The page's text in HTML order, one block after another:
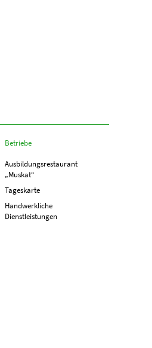
Betriebe
Ausbildungs­­restaurant
„Muskat“
Tageskarte
Handwerkliche
Dienstleistungen